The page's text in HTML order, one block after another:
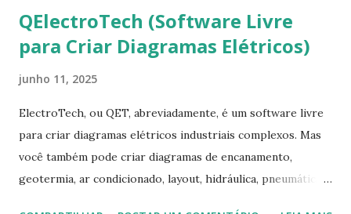
QElectroTech (Software Livre
para Criar Diagramas Elétricos)
junho 11, 2025
ElectroTech, ou QET, abreviadamente, é um software livre
para criar diagramas elétricos industriais complexos. Mas
você também pode criar diagramas de encanamento,
geotermia, ar condicionado, layout, hidráulica, pneumática,